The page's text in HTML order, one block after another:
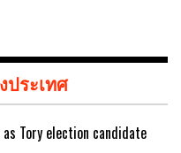
ประเทศ
Tory election candidate